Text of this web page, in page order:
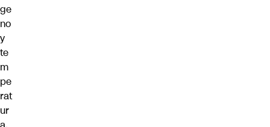
ge
no
y
te
m
pe
rat
ur